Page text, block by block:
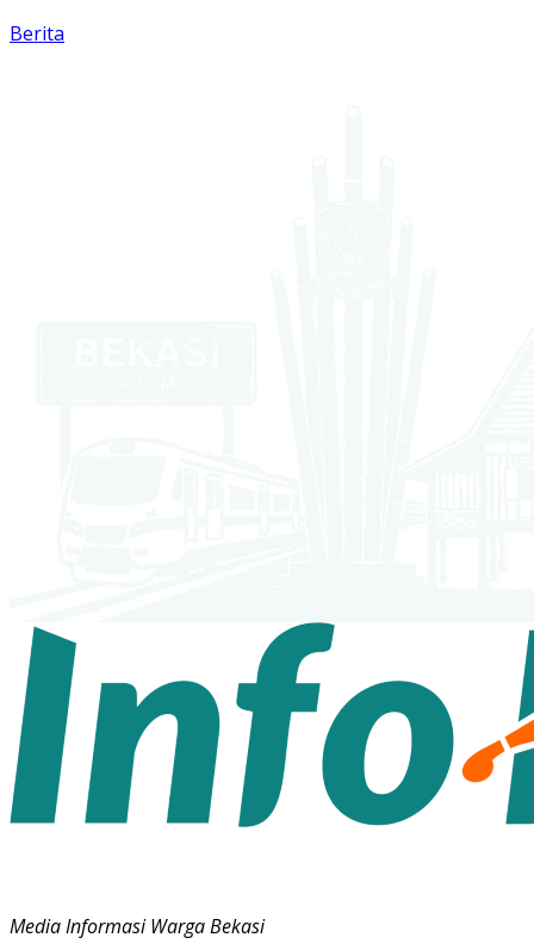
Berita
Media Informasi Warga Bekasi